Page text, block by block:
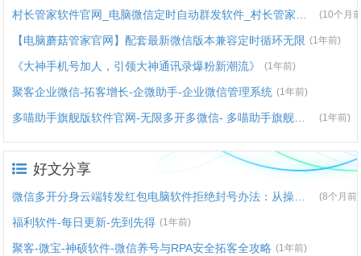
村长管家软件官网_电脑微信定时自动群发软件_村长管家微信营销 (10个月
【电脑蘑菇管家官网】配套最新微信版本兼容定时循环无限 (1年前)
《大神手机号加人，引领大神通讯录爆粉新潮流》 (1年前)
聚客企业微信-拓客增长-企微助手-企业微信管理系统 (1年前)
多喵助手旗舰版软件官网-无限多开多微信- 多喵助手旗舰版营销神器 (1年前)
好文分享
微信多开分身云端转发红包电脑软件拒绝封号办法：从操作到环境全流程避坑 (8个月前)
福利软件-每日更新-先到先得 (1年前)
聚客-微宝-神硕软件-微信养号与RPA安全拓客全攻略 (1年前)